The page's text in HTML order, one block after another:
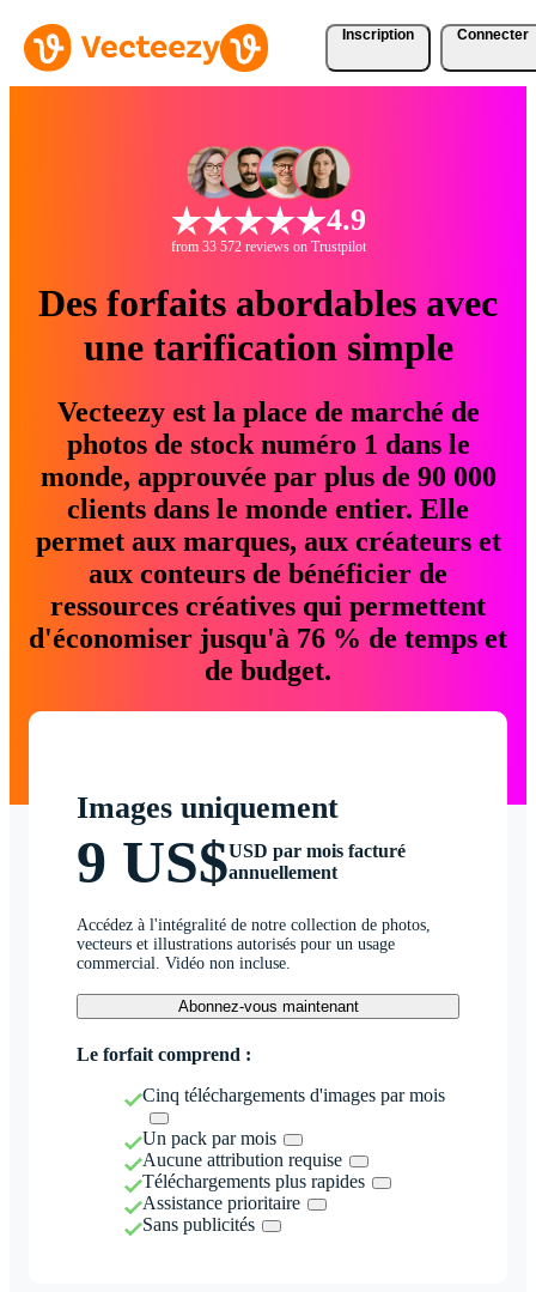
Inscription Connecter
4.9
from 33 572 reviews on Trustpilot
Des forfaits abordables avec
une tarification simple
Vecteezy est la place de marché de
photos de stock numéro 1 dans le
monde, approuvée par plus de 90 000
clients dans le monde entier. Elle
permet aux marques, aux créateurs et
aux conteurs de bénéficier de
ressources créatives qui permettent
d'économiser jusqu'à 76 % de temps et
de budget.
Images uniquement
9 US$USD par mois facturé
annuellement
Accédez à l'intégralité de notre collection de photos,
vecteurs et illustrations autorisés pour un usage
commercial. Vidéo non incluse.
Abonnez-vous maintenant
Le forfait comprend :
Cinq téléchargements d'images par mois
Un pack par mois
Aucune attribution requise
Téléchargements plus rapides
Assistance prioritaire
Sans publicités